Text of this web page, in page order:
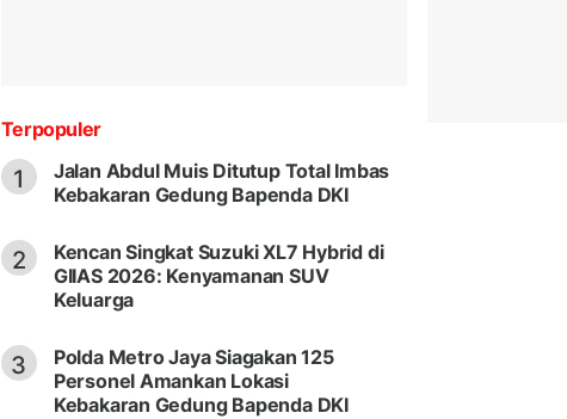
Terpopuler
1
Jalan Abdul Muis Ditutup Total Imbas
Kebakaran Gedung Bapenda DKI
2
Kencan Singkat Suzuki XL7 Hybrid di
GIIAS 2026: Kenyamanan SUV
Keluarga
3
Polda Metro Jaya Siagakan 125
Personel Amankan Lokasi
Kebakaran Gedung Bapenda DKI